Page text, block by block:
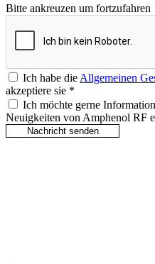
Bitte ankreuzen um fortzufahren
Ich habe dieAllgemeinen
akzeptiere sie *
Ich möchte gerne
Neuigkeiten von Amphenol RF